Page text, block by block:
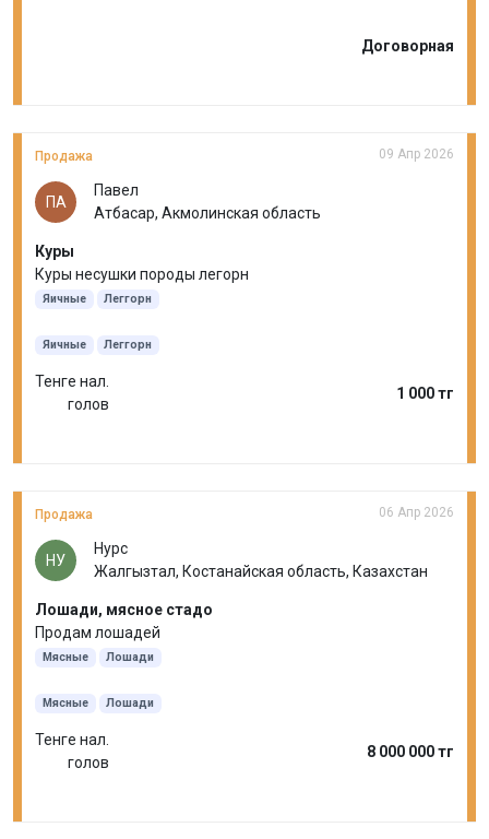
Договорная
Продажа 09 Апр 2026
ПА
Павел
Атбасар, Акмолинская область
Куры
Куры несушки породы легорн
Яичные Леггорн
Яичные Леггорн
Тенге нал.
голов
1 000 тг
Продажа 06 Апр 2026
НУ
Нурс
Жалгызтал, Костанайская область, Казахстан
Лошади, мясное стадо
Продам лошадей
Мясные Лошади
Мясные Лошади
Тенге нал.
голов
8 000 000 тг